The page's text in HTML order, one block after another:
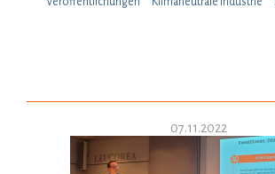
07.11.2022